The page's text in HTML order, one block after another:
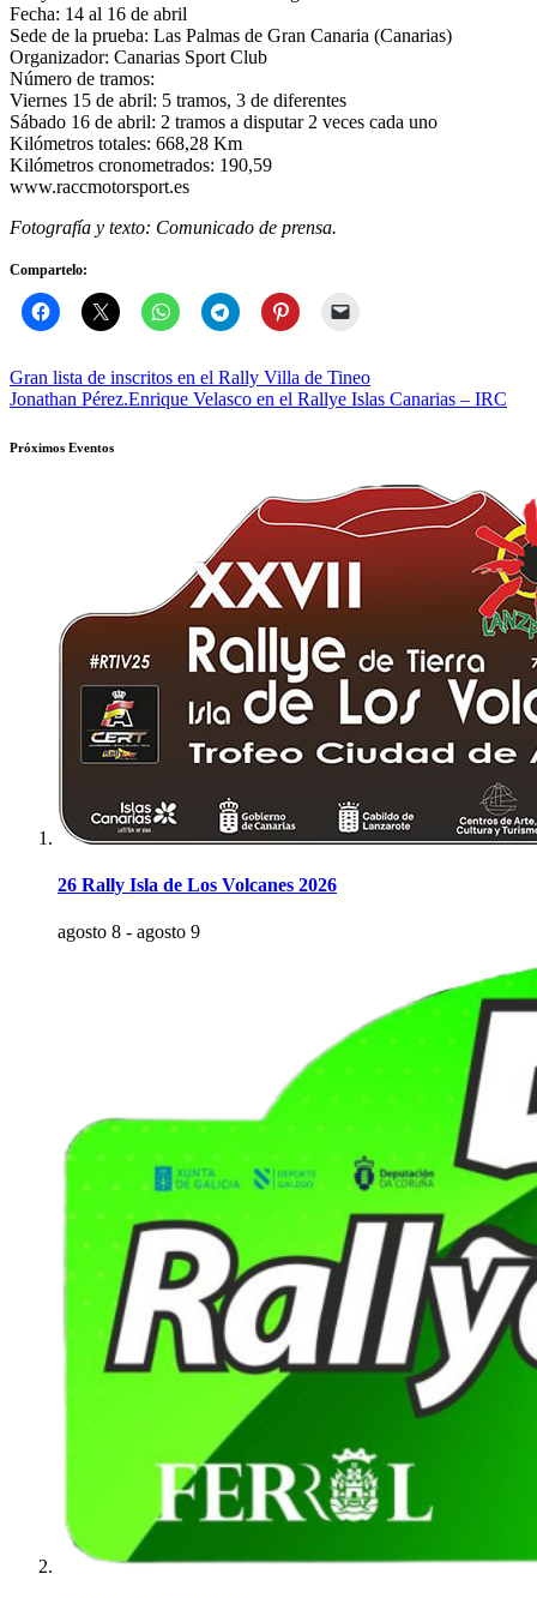
Fecha: 14 al 16 de abril
Sede de la prueba: Las Palmas de Gran Canaria (Canarias)
Organizador: Canarias Sport Club
Número de tramos:
Viernes 15 de abril: 5 tramos, 3 de diferentes
Sábado 16 de abril: 2 tramos a disputar 2 veces cada uno
Kilómetros totales: 668,28 Km
Kilómetros cronometrados: 190,59
www.raccmotorsport.es
Fotografía y texto: Comunicado de prensa.
Compartelo:
Navegación
de
entradas
Gran lista de inscritos en el Rally Villa de Tineo
Jonathan Pérez.Enrique Velasco en el Rallye Islas Canarias – IRC
Próximos Eventos
26 Rally Isla de Los Volcanes 2026
agosto 8 - agosto 9